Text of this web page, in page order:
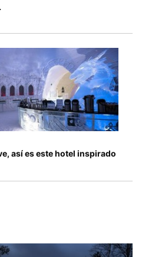
así es este hotel inspirado